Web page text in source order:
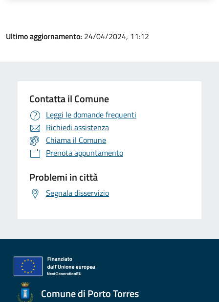
Ultimo aggiornamento: 24/04/2024, 11:12
Contatta il Comune
Leggi le domande frequenti
Richiedi assistenza
Chiama il Comune
Prenota appuntamento
Problemi in città
Segnala disservizio
Comune di Porto Torres